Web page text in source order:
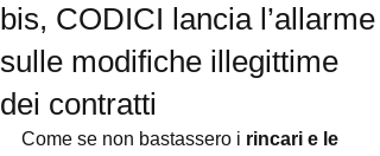
bis, CODICI lancia l’allarme
sulle modifiche illegittime
dei contratti
Come se non bastassero i rincari e le